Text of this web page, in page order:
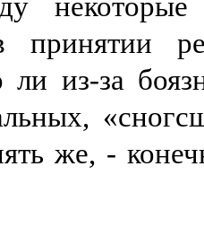
принятии
ли из-за
же, -